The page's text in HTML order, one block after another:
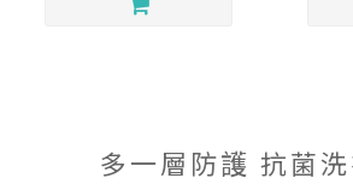
多一層防護 抗菌